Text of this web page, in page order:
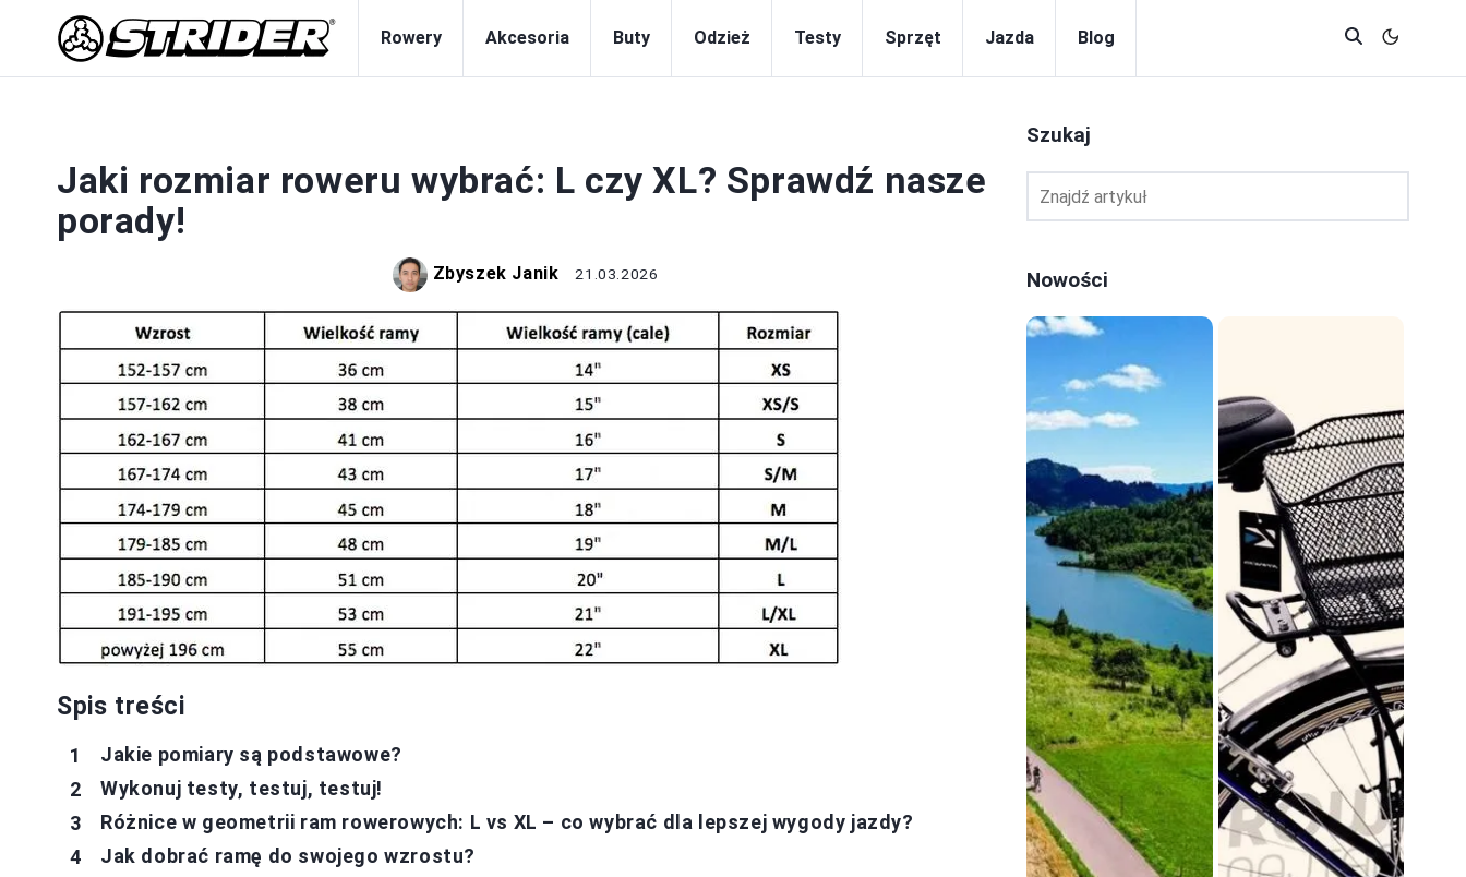
Rowery Akcesoria Buty Odzież Testy Sprzęt Jazda Blog
Jaki rozmiar roweru wybrać: L czy XL? Sprawdź nasze
porady!
Zbyszek Janik 21.03.2026
Spis treści
Jakie pomiary są podstawowe?
Wykonuj testy, testuj, testuj!
Różnice w geometrii ram rowerowych: L vs XL – co wybrać dla lepszej wygody jazdy?
Jak dobrać ramę do swojego wzrostu?
Szukaj
Nowości